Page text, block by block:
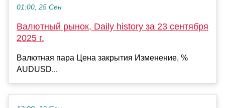
01:00, 25 Сен
Валютный рынок, Daily history за 23 сентября
2025 г.
Валютная пара Цена закрытия Изменение, %
AUDUSD...